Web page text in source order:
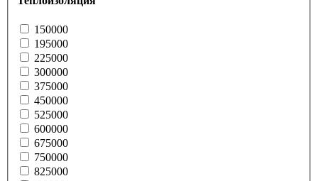
150000
195000
225000
300000
375000
450000
525000
600000
675000
750000
825000